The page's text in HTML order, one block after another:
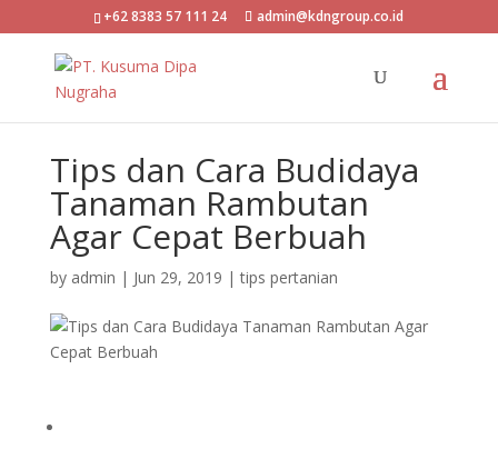
+62 8383 57 111 24 admin@kdngroup.co.id
Tips dan Cara Budidaya
Tanaman Rambutan
Agar Cepat Berbuah
by admin | Jun 29, 2019 |tips pertanian